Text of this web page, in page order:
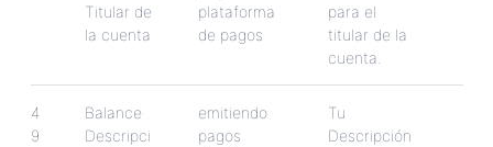
Titular de
la cuenta
plataforma
de pagos
para el
titular de la
cuenta
4
9
Balance
Descripci
emitiendo
pagos
Tu
Descripción